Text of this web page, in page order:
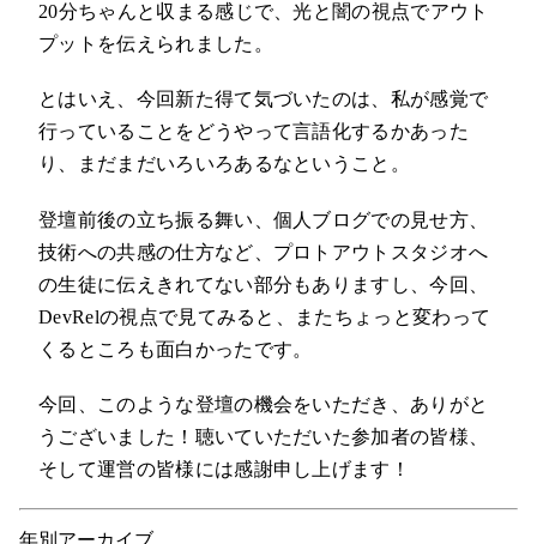
20分ちゃんと収まる感じで、光と闇の視点でアウト
プットを伝えられました。
とはいえ、今回新た得て気づいたのは、私が感覚で
行っていることをどうやって言語化するかあった
り、まだまだいろいろあるなということ。
登壇前後の立ち振る舞い、個人ブログでの見せ方、
技術への共感の仕方など、プロトアウトスタジオへ
の生徒に伝えきれてない部分もありますし、今回、
DevRelの視点で見てみると、またちょっと変わって
くるところも面白かったです。
今回、このような登壇の機会をいただき、ありがと
うございました！聴いていただいた参加者の皆様、
そして運営の皆様には感謝申し上げます！
年別アーカイブ